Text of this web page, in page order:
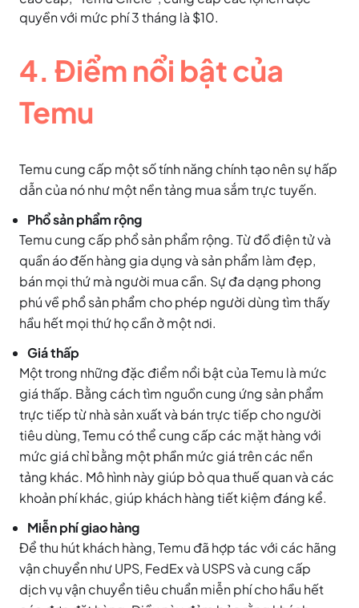
quyền với mức phí 3 tháng là $10.
4. Điểm nổi bật của
Temu
Temu cung cấp một số tính năng chính tạo nên sự hấp
dẫn của nó như một nền tảng mua sắm trực tuyến.
Phổ sản phẩm rộng
Temu cung cấp phổ sản phẩm rộng. Từ đồ điện tử và
quần áo đến hàng gia dụng và sản phẩm làm đẹp,
bán mọi thứ mà người mua cần. Sự đa dạng phong
phú về phổ sản phẩm cho phép người dùng tìm thấy
hầu hết mọi thứ họ cần ở một nơi.
Giá thấp
Một trong những đặc điểm nổi bật của Temu là mức
giá thấp. Bằng cách tìm nguồn cung ứng sản phẩm
trực tiếp từ nhà sản xuất và bán trực tiếp cho người
tiêu dùng, Temu có thể cung cấp các mặt hàng với
mức giá chỉ bằng một phần mức giá trên các nền
tảng khác. Mô hình này giúp bỏ qua thuế quan và các
khoản phí khác, giúp khách hàng tiết kiệm đáng kể.
Miễn phí giao hàng
Để thu hút khách hàng, Temu đã hợp tác với các hãng
vận chuyển như UPS, FedEx và USPS và cung cấp
dịch vụ vận chuyển tiêu chuẩn miễn phí cho hầu hết